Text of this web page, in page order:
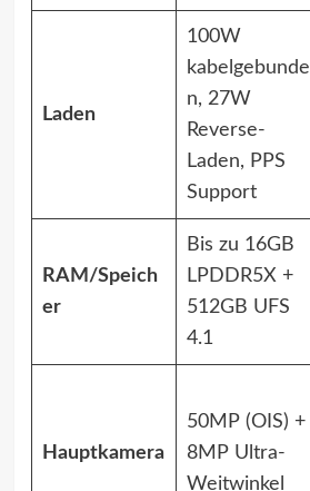
Laden
100W
kabelgebunde
n, 27W
Reverse-
Laden, PPS
Support
RAM/Speich
er
Bis zu 16GB
LPDDR5X +
512GB UFS
4.1
Hauptkamera
50MP (OIS) +
8MP Ultra-
Weitwinkel